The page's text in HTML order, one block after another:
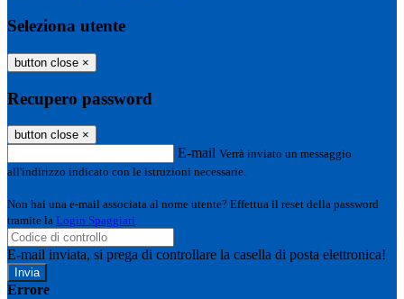
Seleziona utente
button close ×
Recupero password
button close ×
E-mail Verrà inviato un messaggio
all'indirizzo indicato con le istruzioni necessarie.
Non hai una e-mail associata al nome utente? Effettua il reset della password
tramite la Login Spaggiari
E-mail inviata, si prega di controllare la casella di posta elettronica!
Errore